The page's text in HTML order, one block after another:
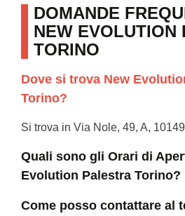
DOMANDE
NEW EVOLUTION
TORINO
Dove si trova New
Torino?
Si trova in Via Nole, 49, A,
Quali sono gli Orari di
Evolution Palestra Torino?
Come posso contattare al